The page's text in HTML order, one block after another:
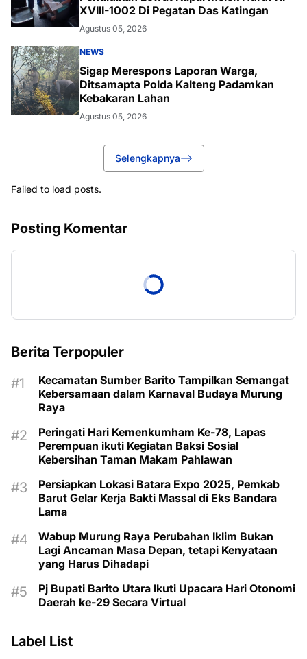
XVIII-1002 Di Pegatan Das Katingan
Agustus 05, 2026
NEWS
Sigap Merespons Laporan Warga,
Ditsamapta Polda Kalteng Padamkan
Kebakaran Lahan
Agustus 05, 2026
Selengkapnya
Failed to load posts.
Posting Komentar
Berita Terpopuler
Kecamatan Sumber Barito Tampilkan Semangat
Kebersamaan dalam Karnaval Budaya Murung
Raya
Peringati Hari Kemenkumham Ke-78, Lapas
Perempuan ikuti Kegiatan Baksi Sosial
Kebersihan Taman Makam Pahlawan
Persiapkan Lokasi Batara Expo 2025, Pemkab
Barut Gelar Kerja Bakti Massal di Eks Bandara
Lama
Wabup Murung Raya Perubahan Iklim Bukan
Lagi Ancaman Masa Depan, tetapi Kenyataan
yang Harus Dihadapi
Pj Bupati Barito Utara Ikuti Upacara Hari Otonomi
Daerah ke-29 Secara Virtual
Label List